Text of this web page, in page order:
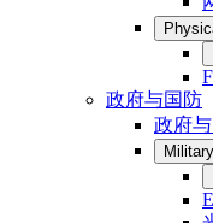
政府与国防
政府
Military